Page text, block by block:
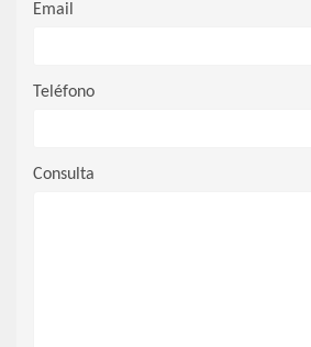
Email
Teléfono
Consulta